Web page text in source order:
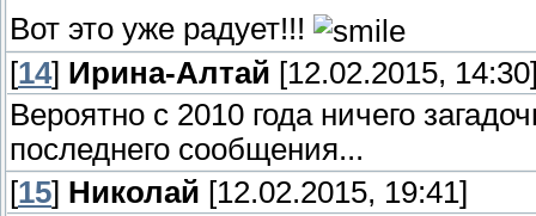
Вот это уже радует!!!
[14] Ирина-Алтай [12.02.2015,
Вероятно с 2010 года ничего
последнего сообщения...
[15] Николай [12.02.2015, 19:41]